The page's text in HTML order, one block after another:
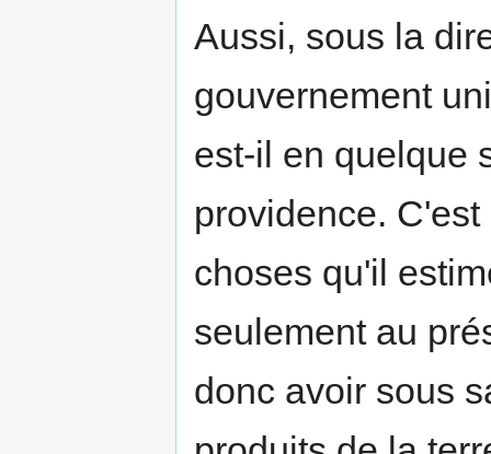
Aussi, sous la
gouvernement
est-il en quelque
providence.
choses qu'il
seulement au
donc avoir sous